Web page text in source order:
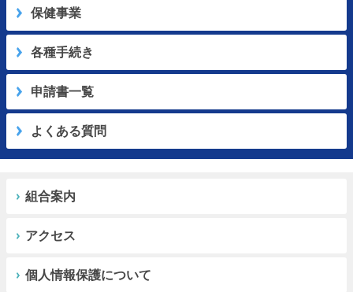
保健事業
各種手続き
申請書一覧
よくある質問
組合案内
アクセス
個人情報保護について